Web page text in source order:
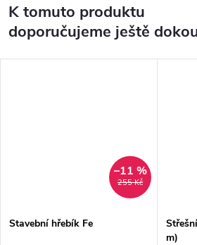
K tomuto produktu
doporučujeme ještě
255 Kč
–11 %
Stavební hřebík Fe
m)